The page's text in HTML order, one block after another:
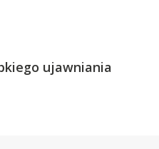
ujawniania